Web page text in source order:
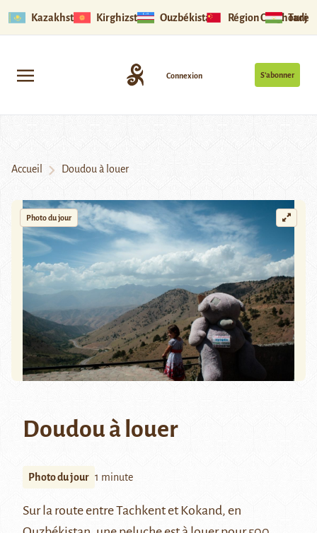
Kazakhstan Kirghizstan Ouzbékistan Région Ouïghoure
S’abonner
Connexion
Accueil Doudou à louer
Photo du jour
Doudou à louer
Photo du jour 1 minute
Sur la route entre Tachkent et Kokand, en